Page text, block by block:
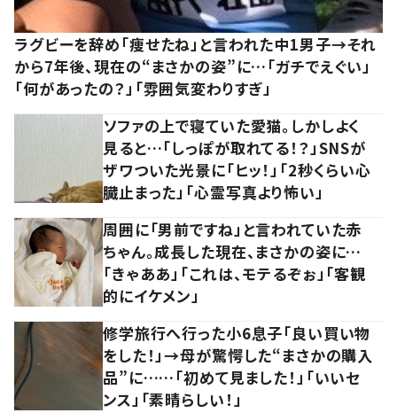
ラグビーを辞め「痩せたね」と言われた中1男子→それ
から7年後、現在の“まさかの姿”に…「ガチでえぐい」
「何があったの？」「雰囲気変わりすぎ」
ソファの上で寝ていた愛猫。しかしよく
見ると…「しっぽが取れてる！？」SNSが
ザワついた光景に「ヒッ！」「2秒くらい心
臓止まった」「心霊写真より怖い」
周囲に「男前ですね」と言われていた赤
ちゃん。成長した現在、まさかの姿に…
「きゃああ」「これは、モテるぞぉ」「客観
的にイケメン」
修学旅行へ行った小6息子「良い買い物
をした！」→母が驚愕した“まさかの購入
品”に……「初めて見ました！」「いいセ
ンス」「素晴らしい！」